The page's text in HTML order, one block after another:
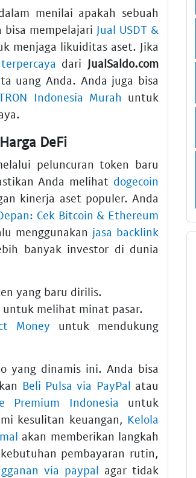
menilai apakah sebuah
mempelajari Jual USDT &
menjaga likuiditas aset. Jika
dari JualSaldo.com
uang Anda. Anda juga bisa
Indonesia Murah untuk
DeFi
peluncuran token baru
Anda melihat dogecoin
kinerja aset populer. Anda
Cek Bitcoin & Ethereum
menggunakan jasa backlink
banyak investor di dunia
yang baru dirilis.
untuk melihat minat pasar.
Money untuk mendukung
yang dinamis ini. Anda bisa
Beli Pulsa via PayPal atau
Premium Indonesia untuk
kesulitan keuangan, Kelola
akan memberikan langkah
pembayaran rutin,
via paypal agar tidak